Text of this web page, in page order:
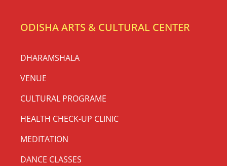
ODISHA ARTS & CULTURAL CENTER
DHARAMSHALA
VENUE
CULTURAL PROGRAME
HEALTH CHECK-UP CLINIC
MEDITATION
DANCE CLASSES